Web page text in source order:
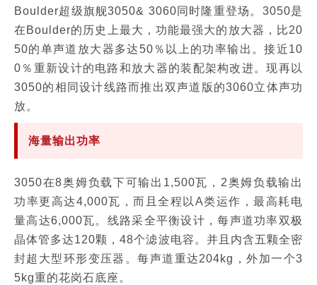
Boulder超级旗舰3050& 3060同时隆重登场。3050是
在Boulder的历史上最大，功能最强大的放大器，比20
50的单声道放大器多达50％以上的功率输出。接近10
0％重新设计的电路和放大器的装配架构改进。现再以
3050的相同设计线路而推出双声道版的3060立体声功
放。
海量输出功率
3050在8奥姆负载下可输出1,500瓦，2奥姆负载输出
功率更高达4,000瓦，而且全程以A类运作，最高耗电
量高达6,000瓦。线路采全平衡设计，每声道功率双极
晶体管多达120颗，48个滤波电容。并且内含五颗全密
封超大型环形变压器。每声道重达204kg，外加一个3
5kg重的花岗石底座。